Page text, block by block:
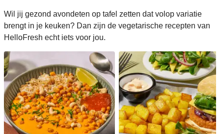
Wil jij gezond avondeten op tafel zetten dat volop variatie
brengt in je keuken? Dan zijn de vegetarische recepten van
HelloFresh echt iets voor jou.